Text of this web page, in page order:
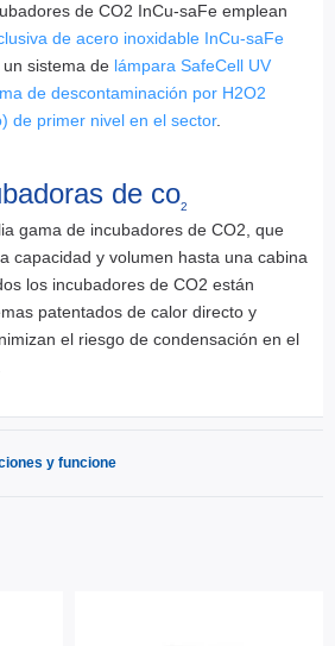
de CO2 InCu-saFe emplean
de acero inoxidable InCu-saFe
un sistema de lámpara SafeCell UV
de descontaminación por H2O2
de primer nivel en el sector.
de co2
gama de incubadores de CO2, que
capacidad y volumen hasta una cabina
los incubadores de CO2 están
patentados de calor directo y
el riesgo de condensación en el
y funcione